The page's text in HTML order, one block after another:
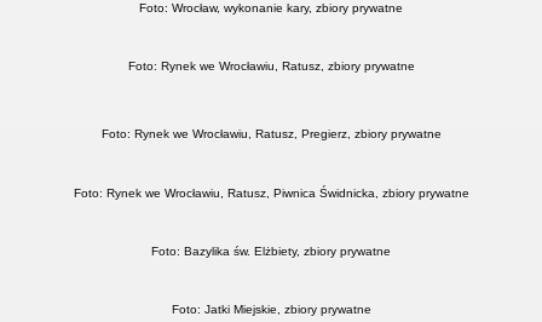
Foto: Wrocław, wykonanie kary, zbiory prywatne
Foto: Rynek we Wrocławiu, Ratusz, zbiory prywatne
Foto: Rynek we Wrocławiu, Ratusz, Pregierz, zbiory prywatne
Foto: Rynek we Wrocławiu, Ratusz, Piwnica Świdnicka, zbiory prywatne
Foto: Bazylika św. Elżbiety, zbiory prywatne
Foto: Jatki Miejskie, zbiory prywatne